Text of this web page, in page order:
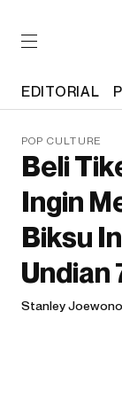
EDITORIAL
POP CULTURE
Beli
Ingin
Biksu
Undian
Stanley Joewono